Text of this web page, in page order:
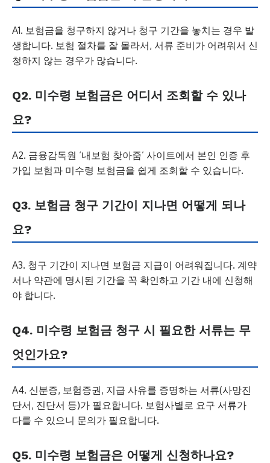
A1. 보험금을 청구하지 않거나 청구 기간을 놓치는 경우 발
생합니다. 보험 절차를 잘 몰라서, 서류 준비가 어려워서 신
청하지 않는 경우가 많습니다.
Q2. 미수령 보험금은 어디서 조회할 수 있나
요?
A2. 금융감독원 ‘내보험 찾아줌’ 사이트에서 본인 인증 후
가입 보험과 미수령 보험금을 쉽게 조회할 수 있습니다.
Q3. 보험금 청구 기간이 지나면 어떻게 되나
요?
A3. 청구 기간이 지나면 보험금 지급이 어려워집니다. 계약
서나 약관에 명시된 기간을 꼭 확인하고 기간 내에 신청해
야 합니다.
Q4. 미수령 보험금 청구 시 필요한 서류는 무
엇인가요?
A4. 신분증, 보험증권, 지급 사유를 증명하는 서류(사망진
단서, 진단서 등)가 필요합니다. 보험사별로 요구 서류가
다를 수 있으니 문의가 필요합니다.
Q5. 미수령 보험금은 어떻게 신청하나요?